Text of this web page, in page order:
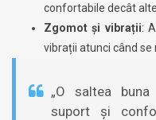
confortabile decât
Zgomot și vibrații:
vibrații atunci când se
„O saltea
suport și